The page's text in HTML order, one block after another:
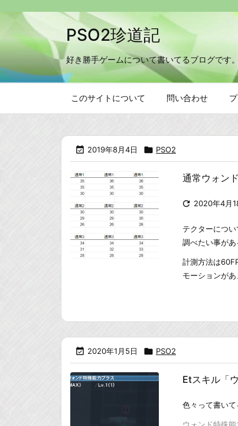
PSO2珍道記
好き勝手ゲームについて書いてるブログです。
このサイトについて 問い合わせ
 2019年8月4日  PSO2
通常ウォン
 2020年4月
テクターにつ
調べたい事が
計測方法は
モーションが
 2020年1月5日  PSO2
Etスキル「
色々って書い